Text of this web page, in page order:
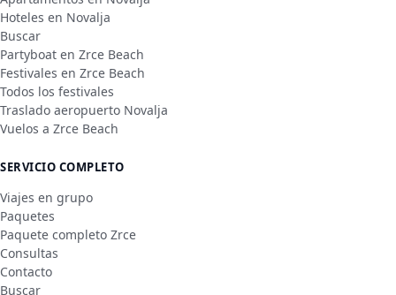
Hoteles en Novalja
Buscar
Partyboat en Zrce Beach
Festivales en Zrce Beach
Todos los festivales
Traslado aeropuerto Novalja
Vuelos a Zrce Beach
SERVICIO COMPLETO
Viajes en grupo
Paquetes
Paquete completo Zrce
Consultas
Contacto
Buscar